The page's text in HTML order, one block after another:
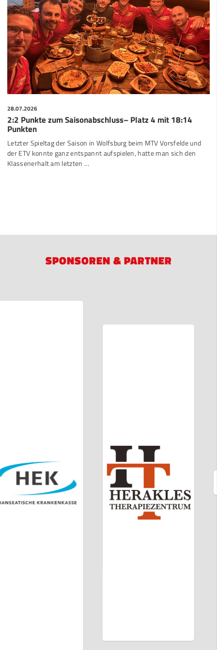
28.07.2026
2:2 Punkte zum Saisonabschluss– Platz 4 mit 18:14
Punkten
Letzter Spieltag der Saison in Wolfsburg beim MTV Vorsfelde und
der ETV konnte ganz entspannt aufspielen, hatte man sich den
Klassenerhalt am letzten …
SPONSOREN & PARTNER